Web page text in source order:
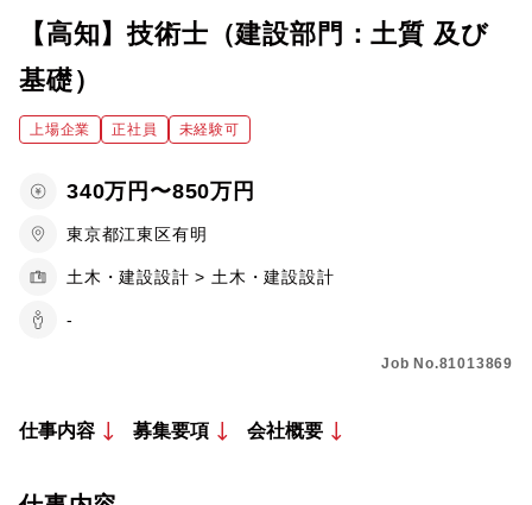
【高知】技術士（建設部門：土質 及び
基礎）
上場企業 正社員 未経験可
340万円〜850万円
東京都江東区有明
土木・建設設計 > 土木・建設設計
-
Job No.81013869
仕事内容 募集要項 会社概要